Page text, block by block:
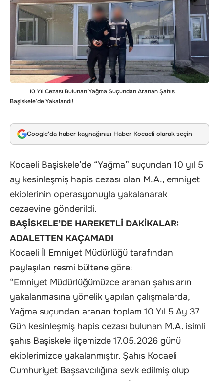
10 Yıl Cezası Bulunan Yağma Suçundan Aranan Şahıs
Başiskele’de Yakalandı!
Google'da haber kaynağınızı Haber Kocaeli olarak seçin
Kocaeli Başiskele’de “Yağma” suçundan 10 yıl 5
ay kesinleşmiş hapis cezası olan M.A., emniyet
ekiplerinin operasyonuyla yakalanarak
cezaevine gönderildi.
BAŞİSKELE’DE HAREKETLİ DAKİKALAR:
ADALETTEN KAÇAMADI
Kocaeli İl Emniyet Müdürlüğü tarafından
paylaşılan resmi bültene göre:
“Emniyet Müdürlüğümüzce aranan şahısların
yakalanmasına yönelik yapılan çalışmalarda,
Yağma suçundan aranan toplam 10 Yıl 5 Ay 37
Gün kesinleşmiş hapis cezası bulunan M.A. isimli
şahıs Başiskele ilçemizde 17.05.2026 günü
ekiplerimizce yakalanmıştır. Şahıs Kocaeli
Cumhuriyet Başsavcılığına sevk edilmiş olup